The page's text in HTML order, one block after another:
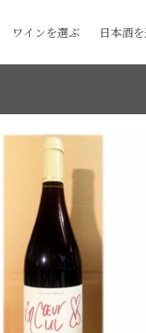
ワインを選ぶ 日本酒